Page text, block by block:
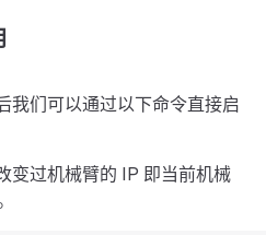
我们可以通过以下命令直接启
变过机械臂的 IP 即当前机械